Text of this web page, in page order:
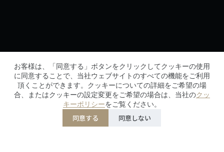
お客様は、「同意する」ボタンをクリックしてクッキーの使用
に同意することで、当社ウェブサイトのすべての機能をご利用
頂くことができます。クッキーについての詳細をご希望の場
合、またはクッキーの設定変更をご希望の場合は、当社のクッ
キーポリシーをご覧ください。
同意する 同意しない
メルマガに登録して、初回購入時に10％オフの特典を
ゲットしよう！